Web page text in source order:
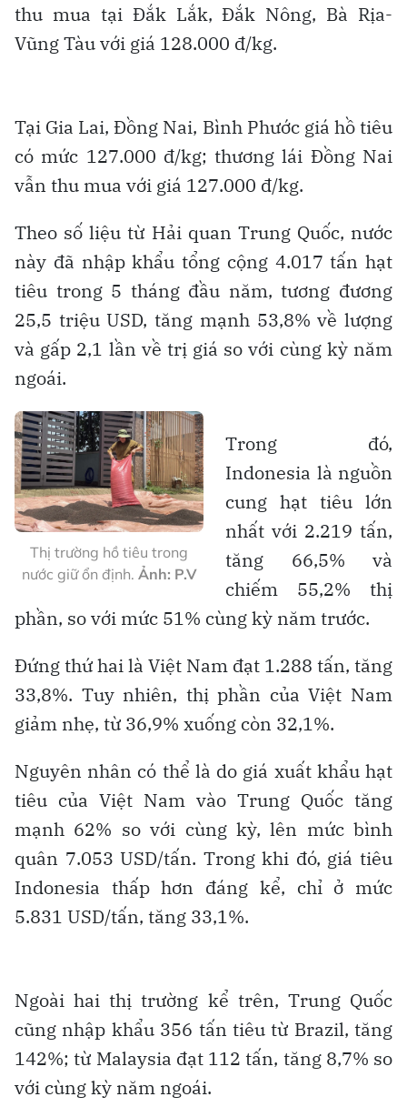
thu mua tại Đắk Lắk, Đắk Nông, Bà Rịa-
Vũng Tàu với giá 128.000 đ/kg.
Tại Gia Lai, Đồng Nai, Bình Phước giá hồ tiêu
có mức 127.000 đ/kg; thương lái Đồng Nai
vẫn thu mua với giá 127.000 đ/kg.
Theo số liệu từ Hải quan Trung Quốc, nước
này đã nhập khẩu tổng cộng 4.017 tấn hạt
tiêu trong 5 tháng đầu năm, tương đương
25,5 triệu USD, tăng mạnh 53,8% về lượng
và gấp 2,1 lần về trị giá so với cùng kỳ năm
ngoái.
Thị trường hồ tiêu trong
nước giữ ổn định. Ảnh: P.V
Trong đó,
Indonesia là nguồn
cung hạt tiêu lớn
nhất với 2.219 tấn,
tăng 66,5% và
chiếm 55,2% thị
phần, so với mức 51% cùng kỳ năm trước.
Đứng thứ hai là Việt Nam đạt 1.288 tấn, tăng
33,8%. Tuy nhiên, thị phần của Việt Nam
giảm nhẹ, từ 36,9% xuống còn 32,1%.
Nguyên nhân có thể là do giá xuất khẩu hạt
tiêu của Việt Nam vào Trung Quốc tăng
mạnh 62% so với cùng kỳ, lên mức bình
quân 7.053 USD/tấn. Trong khi đó, giá tiêu
Indonesia thấp hơn đáng kể, chỉ ở mức
5.831 USD/tấn, tăng 33,1%.
Ngoài hai thị trường kể trên, Trung Quốc
cũng nhập khẩu 356 tấn tiêu từ Brazil, tăng
142%; từ Malaysia đạt 112 tấn, tăng 8,7% so
với cùng kỳ năm ngoái.